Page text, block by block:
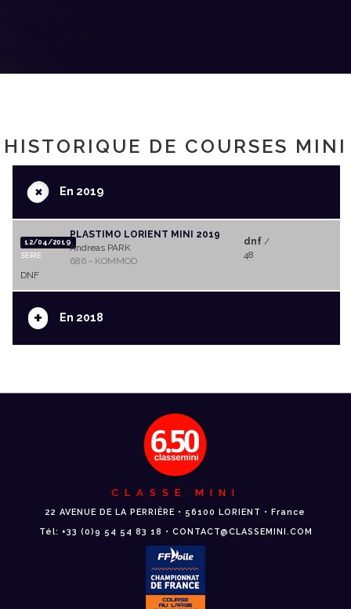
HISTORIQUE DE COURSES MINI
+En 2019
12/04/2019
SERIE
PLASTIMO LORIENT MINI 2019
Andreas PARK
686 - KOMMOD
dnf/
48
DNF
+ En 2018
CLASSE MINI
22 AVENUE DE LA PERRIÈRE • 56100 LORIENT • France
Tél: +33 (0)9 54 54 83 18 • CONTACT@CLASSEMINI.COM